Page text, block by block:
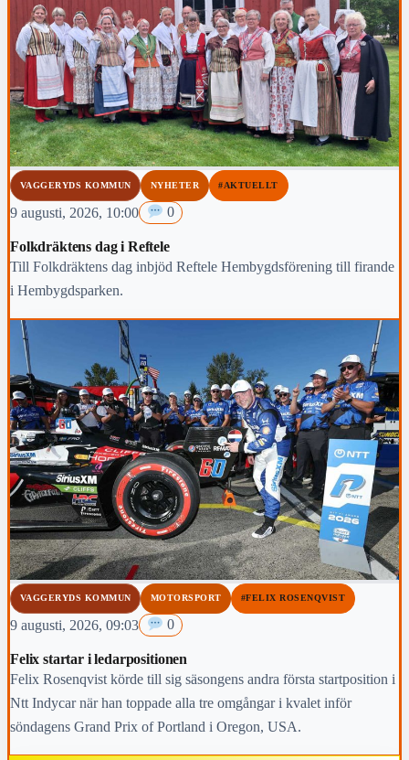
VAGGERYDS KOMMUN NYHETER #AKTUELLT
9 augusti, 2026, 10:00 0
Folkdräktens dag i Reftele
Till Folkdräktens dag inbjöd Reftele Hembygdsförening till firande
i Hembygdsparken.
VAGGERYDS KOMMUN MOTORSPORT #FELIX ROSENQVIST
9 augusti, 2026, 09:03 0
Felix startar i ledarpositionen
Felix Rosenqvist körde till sig säsongens andra första startposition i
Ntt Indycar när han toppade alla tre omgångar i kvalet inför
söndagens Grand Prix of Portland i Oregon, USA.